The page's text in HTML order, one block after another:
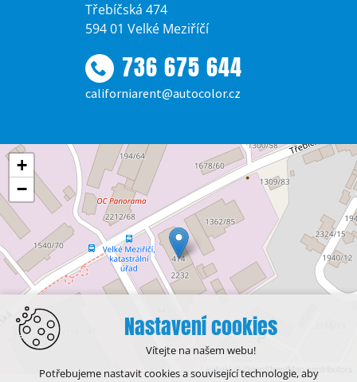
Třebíčská 474
594 01 Velké Meziříčí
736 675 644
californiarent@autocolor.cz
+
−
Leaflet | © OpenStreetMap contributors
Nastavení cookies
Vítejte na našem webu!
Potřebujeme nastavit cookies a související technologie, aby